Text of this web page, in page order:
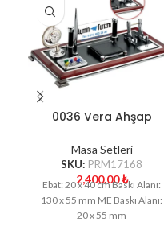
0036 Vera Ahşap
Masa Setleri
SKU: PRM17168
2,400.00₺
Ebat: 20 x 40 cm Baskı Alanı:
130 x 55 mm ME Baskı Alanı:
20 x 55 mm